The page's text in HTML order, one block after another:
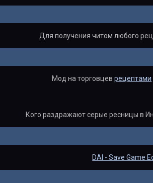
Для получения читом любого
Мод на торговцеврецептами
Кого раздражают серые ресницы в
DAI - Save Game